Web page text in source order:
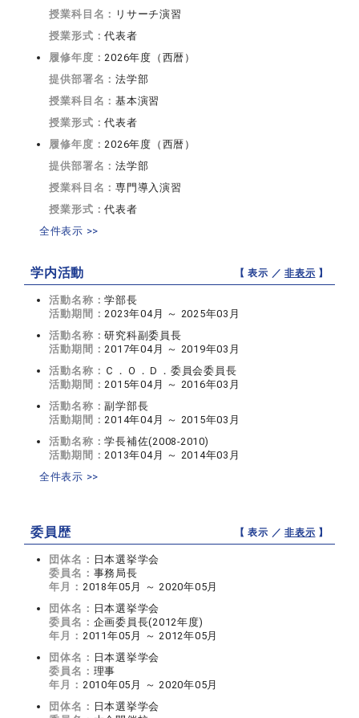
授業科目名： リサーチ演習
授業形式：代表者
履修年度：2026年度（西暦）
提供部署名：法学部
授業科目名：基本演習
授業形式：代表者
履修年度：2026年度（西暦）
提供部署名：法学部
授業科目名：専門導入演習
授業形式：代表者
全件表示 >>
学内活動 【 表示 ／非表示 】
活動名称：学部長
活動期間：2023年04月 ～ 2025年03月
活動名称：研究科副委員長
活動期間：2017年04月 ～ 2019年03月
活動名称： Ｃ．Ｏ．Ｄ．委員会委員長
活動期間：2015年04月 ～ 2016年03月
活動名称：副学部長
活動期間：2014年04月 ～ 2015年03月
活動名称：学長補佐(2008-2010)
活動期間：2013年04月 ～ 2014年03月
全件表示 >>
委員歴 【 表示 ／非表示 】
団体名： 日本選挙学会
委員名： 事務局長
年月： 2018年05月 ～ 2020年05月
団体名： 日本選挙学会
委員名： 企画委員長(2012年度)
年月： 2011年05月 ～ 2012年05月
団体名： 日本選挙学会
委員名： 理事
年月： 2010年05月 ～ 2020年05月
団体名： 日本選挙学会